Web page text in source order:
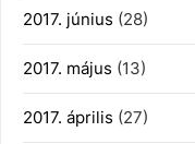
2017. június (28)
2017. május (13)
2017. április (27)